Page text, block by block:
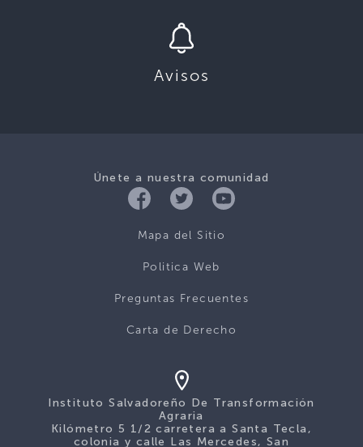
Avisos
Únete a nuestra comunidad
Mapa del Sitio
Politica Web
Preguntas Frecuentes
Carta de Derecho
Instituto Salvadoreño De Transformación
Agraria
Kilómetro 5 1/2 carretera a Santa Tecla,
colonia y calle Las Mercedes, San